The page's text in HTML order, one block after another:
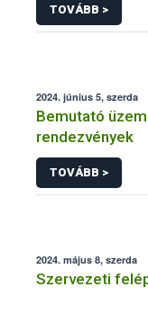
TOVÁBB >
2024. június 5, szerda
Bemutató
rendezvények
TOVÁBB >
2024. május 8, szerda
Szervezeti